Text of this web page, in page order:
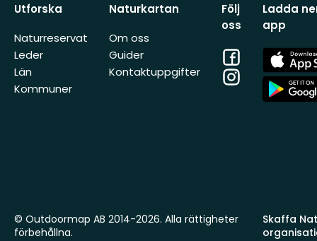
Utforska
Naturreservat
Leder
Län
Kommuner
Naturkartan
Om oss
Guider
Kontaktuppgifter
Följ
oss
Facebook
Instagram
Ladda
app
App
Store
App
Store
Skaffa
© Outdoormap AB 2014-2026. Alla rättigheter
förbehållna.